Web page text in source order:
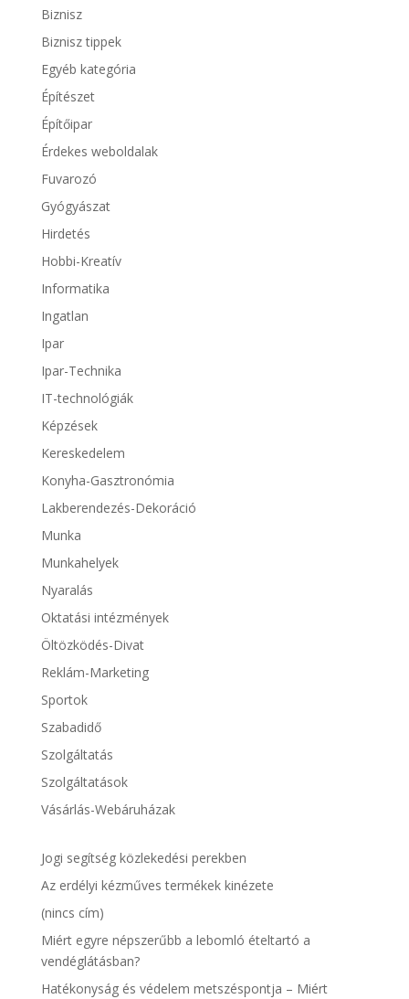
Biznisz
Biznisz tippek
Egyéb kategória
Építészet
Építőipar
Érdekes weboldalak
Fuvarozó
Gyógyászat
Hirdetés
Hobbi-Kreatív
Informatika
Ingatlan
Ipar
Ipar-Technika
IT-technológiák
Képzések
Kereskedelem
Konyha-Gasztronómia
Lakberendezés-Dekoráció
Munka
Munkahelyek
Nyaralás
Oktatási intézmények
Öltözködés-Divat
Reklám-Marketing
Sportok
Szabadidő
Szolgáltatás
Szolgáltatások
Vásárlás-Webáruházak
Jogi segítség közlekedési perekben
Az erdélyi kézműves termékek kinézete
(nincs cím)
Miért egyre népszerűbb a lebomló ételtartó a
vendéglátásban?
Hatékonyság és védelem metszéspontja – Miért